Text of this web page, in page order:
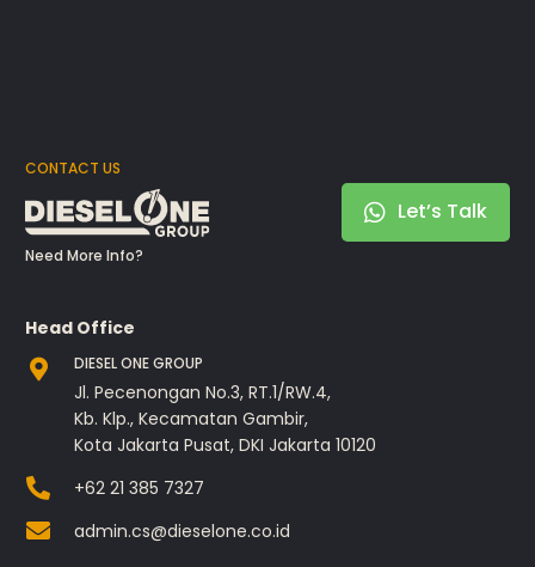
CONTACT US
Need More Info?
Let’s Talk
Head Office
DIESEL ONE GROUP
Jl. Pecenongan No.3, RT.1/RW.4,
Kb. Klp., Kecamatan Gambir,
Kota Jakarta Pusat, DKI Jakarta 10120
+62 21 385 7327
admin.cs@dieselone.co.id